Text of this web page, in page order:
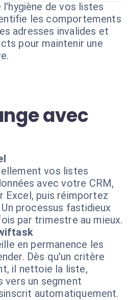
de vos listes
les comportements
adresses invalides et
pour maintenir une
avec
vos listes
avec votre CRM,
puis réimportez
processus fastidieux
par trimestre au mieux.
en permanence les
Dès qu'un critère
il nettoie la liste,
vers un segment
automatiquement.